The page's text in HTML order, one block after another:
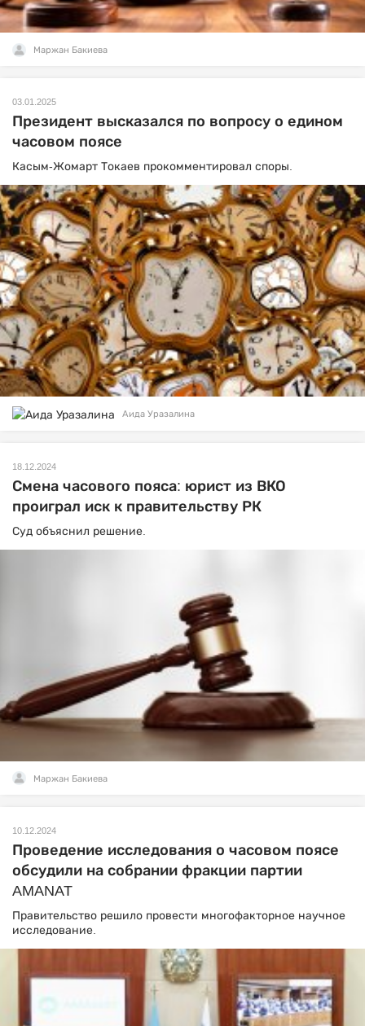
Маржан Бакиева
03.01.2025
Президент высказался по вопросу о едином
часовом поясе
Касым-Жомарт Токаев прокомментировал споры.
Аида Уразалина
18.12.2024
Смена часового пояса: юрист из ВКО
проиграл иск к правительству РК
Суд объяснил решение.
Маржан Бакиева
10.12.2024
Проведение исследования о часовом поясе
обсудили на собрании фракции партии
AMANAT
Правительство решило провести многофакторное научное
исследование.